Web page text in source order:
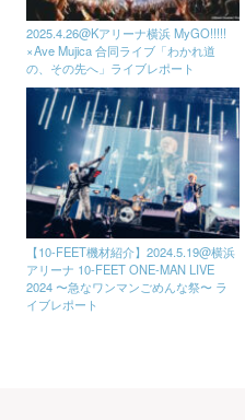
2025.4.26@Kアリーナ横浜 MyGO!!!!!
×Ave Mujica 合同ライブ「わかれ道
の、その先へ」ライブレポート
【10-FEET機材紹介】2024.5.19@横浜
アリーナ 10-FEET ONE-MAN LIVE
2024 〜急なワンマンごめんな祭〜 ラ
イブレポート